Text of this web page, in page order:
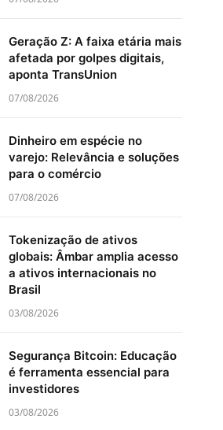
Geração Z: A faixa etária mais
afetada por golpes digitais,
aponta TransUnion
07/08/2026
Dinheiro em espécie no
varejo: Relevância e soluções
para o comércio
07/08/2026
Tokenização de ativos
globais: Âmbar amplia acesso
a ativos internacionais no
Brasil
03/08/2026
Segurança Bitcoin: Educação
é ferramenta essencial para
investidores
03/08/2026